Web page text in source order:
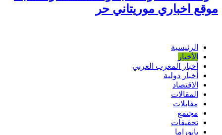
موقع اخباري موريتاني حر
الرئيسية
الأخبار
أخبار المغرب العربي
أخبار دولية
الاقتصاد
المقالات
مقابلات
مجتمع
تحقيقات
بانوراما